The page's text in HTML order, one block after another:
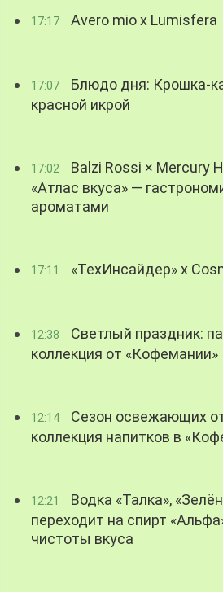
17:17 Avero mio x Lumisfera
17:07
Блюдо дня: Крошка-
красной икрой
17:02
Balzi Rossi × Mercury
«Атлас вкуса» —
ароматами
17:11 «ТехИнсайдер» х
12:38
Светлый праздник:
коллекция от «Кофемании»
12:14
Сезон освежающих
коллекция напитков в
12:21
Водка «Талка»,
переходит на спирт
чистоты вкуса